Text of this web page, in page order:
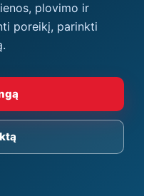
plovimo ir
poreikį, parinkti